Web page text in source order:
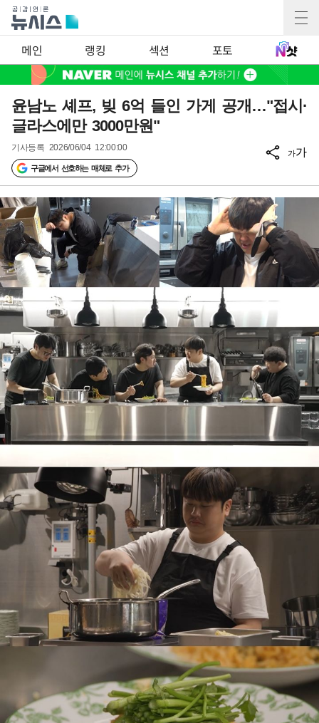
메인 랭킹 섹션 포토
윤남노 셰프, 빚 6억 들인 가게 공개…"접시·
글라스에만 3000만원"
기사등록 2026/06/04 12:00:00
구글에서 선호하는 매체로 추가
가가